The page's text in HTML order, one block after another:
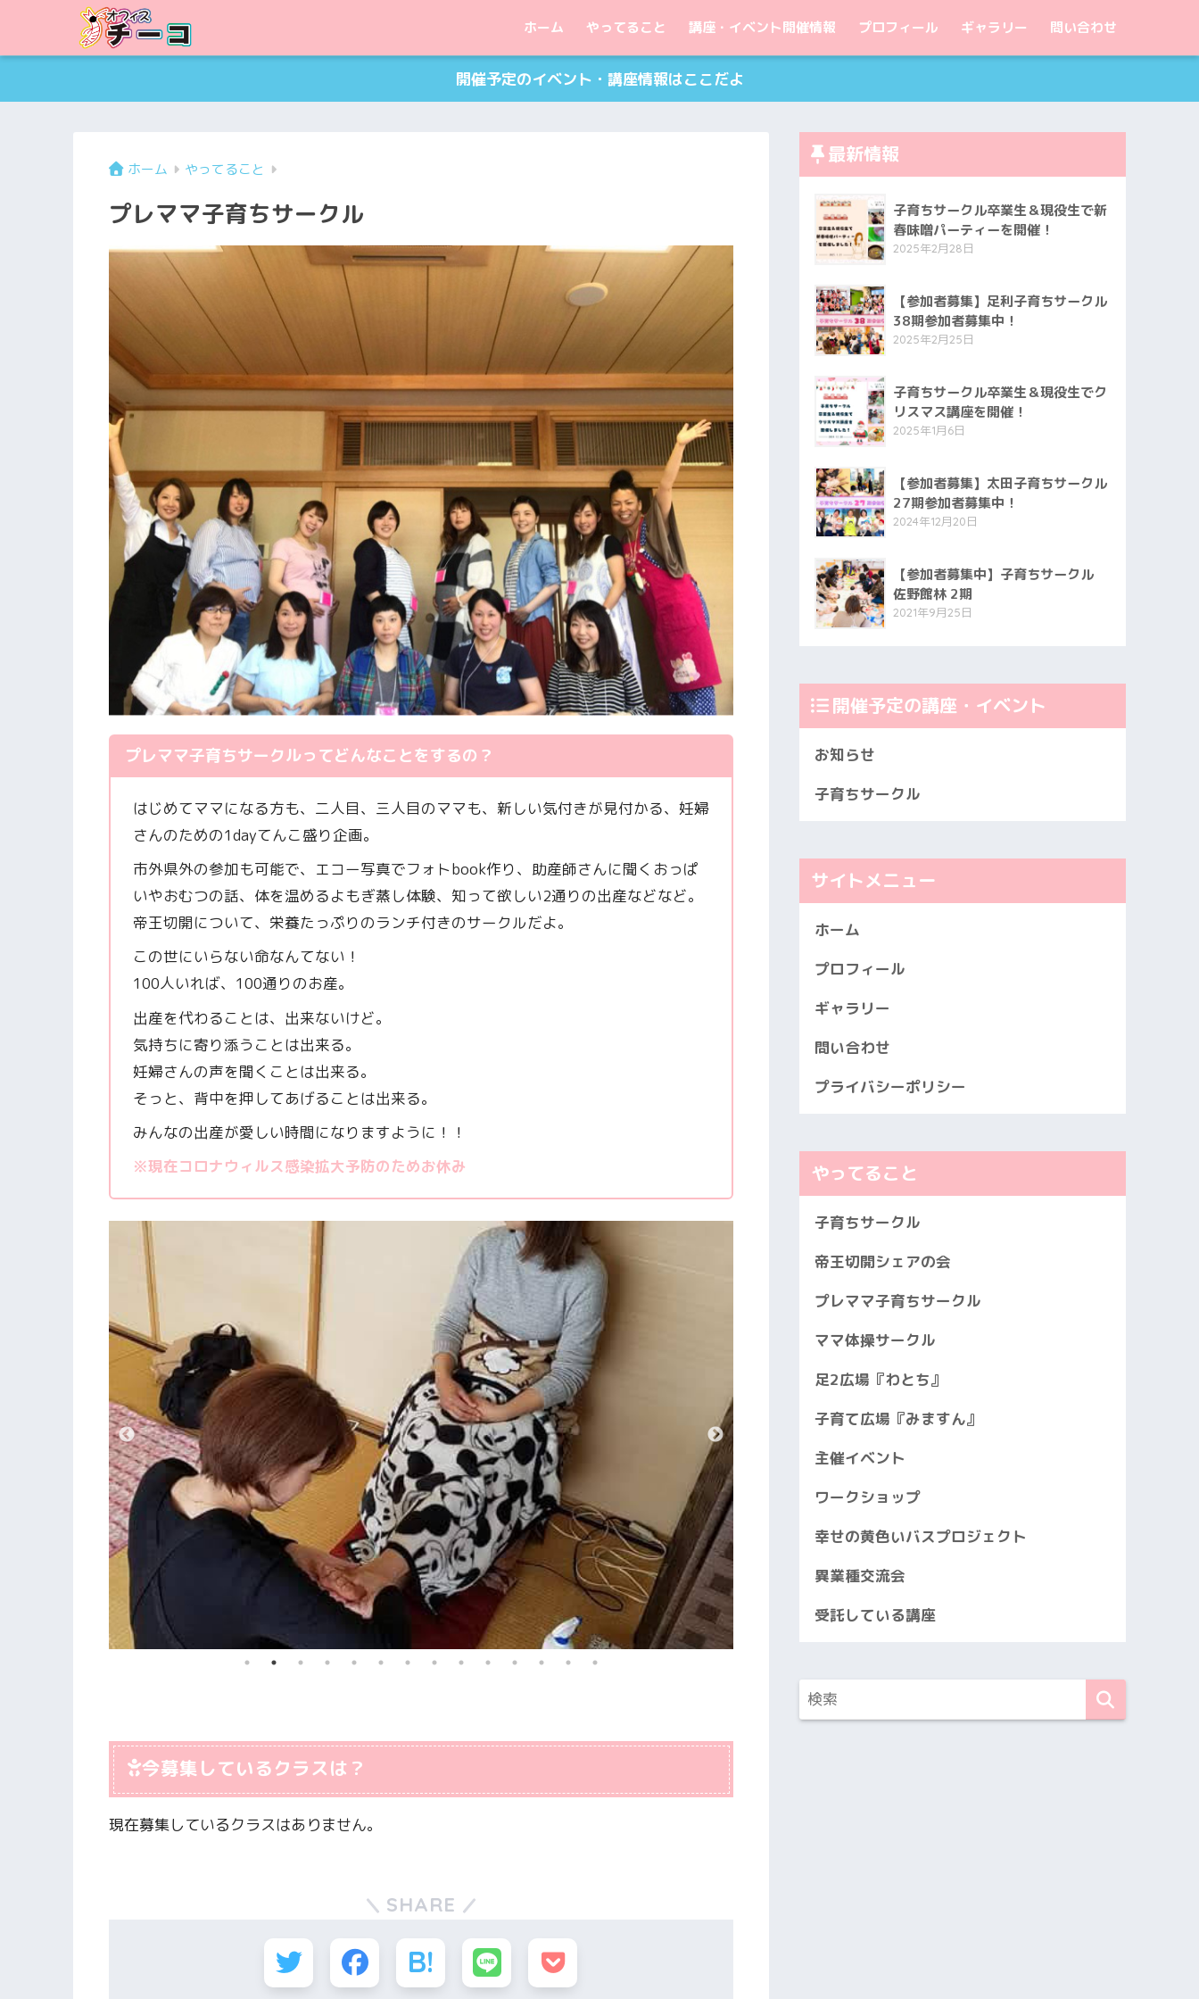
ホーム やってること 講座・イベント開催情報 プロフィール ギャラリー 問い合わせ
開催予定のイベント・講座情報はここだよ
ホーム やってること
プレママ子育ちサークル
プレママ子育ちサークルってどんなことをするの？
はじめてママになる方も、二人目、三人目のママも、新しい気付きが見付かる、妊婦
さんのための1dayてんこ盛り企画。
市外県外の参加も可能で、エコー写真でフォトbook作り、助産師さんに聞くおっぱ
いやおむつの話、体を温めるよもぎ蒸し体験、知って欲しい2通りの出産などなど。
帝王切開について、栄養たっぷりのランチ付きのサークルだよ。
この世にいらない命なんてない！
100人いれば、100通りのお産。
出産を代わることは、出来ないけど。
気持ちに寄り添うことは出来る。
妊婦さんの声を聞くことは出来る。
そっと、背中を押してあげることは出来る。
みんなの出産が愛しい時間になりますように！！
※現在コロナウィルス感染拡大予防のためお休み
今募集しているクラスは？
現在募集しているクラスはありません。
SHARE
最新情報
子育ちサークル卒業生＆現役生で新
春味噌パーティーを開催！
2025年2月28日
【参加者募集】足利子育ちサークル
38期参加者募集中！
2025年2月25日
子育ちサークル卒業生＆現役生でク
リスマス講座を開催！
2025年1月6日
【参加者募集】太田子育ちサークル
27期参加者募集中！
2024年12月20日
【参加者募集中】子育ちサークル
佐野館林 2期
2021年9月25日
開催予定の講座・イベント
お知らせ
子育ちサークル
サイトメニュー
ホーム
プロフィール
ギャラリー
問い合わせ
プライバシーポリシー
やってること
子育ちサークル
帝王切開シェアの会
プレママ子育ちサークル
ママ体操サークル
足2広場『わとち』
子育て広場『みますん』
主催イベント
ワークショップ
幸せの黄色いバスプロジェクト
異業種交流会
受託している講座